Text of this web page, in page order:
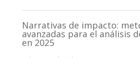
Narrativas de impacto:
avanzadas para el análisis
en 2025